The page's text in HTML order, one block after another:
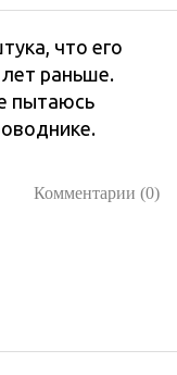
что его
раньше.
пытаюсь
Комментарии (0)